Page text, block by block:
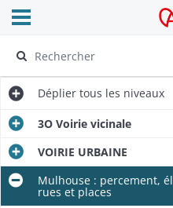
Archives
Ouvrir le menu déroulant
Déplier tous les niveaux
3O Voirie vicinale
VOIRIE URBAINE
Mulhouse : percement,
rues et places